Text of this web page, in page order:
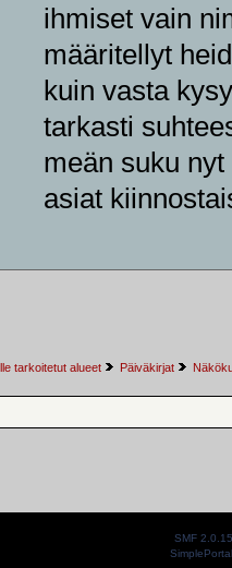
ihmiset vain
määritellyt
kuin vasta
tarkasti
meän suku
asiat
tarkoitetut alueet Päiväkirjat
SMF 2.0.15